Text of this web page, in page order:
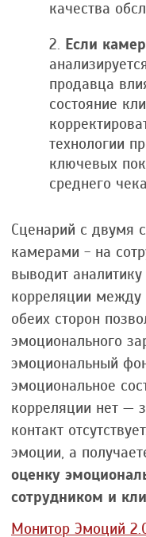
качества
Если
продавца
состояние
технологии
ключевых
среднего
Сценарий с двумя
камерами - на
выводит
корреляции между
обеих сторон
эмоционального
эмоциональный
эмоциональное
корреляции нет —
контакт
эмоции, а
оценку
сотрудником и
Монитор Эмоций